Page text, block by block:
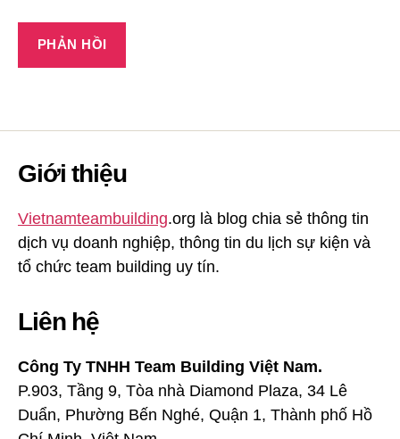
Giới thiệu
Vietnamteambuilding.org là blog chia sẻ thông tin
dịch vụ doanh nghiệp, thông tin du lịch sự kiện và
tổ chức team building uy tín.
Liên hệ
Công Ty TNHH Team Building Việt Nam.
P.903, Tầng 9, Tòa nhà Diamond Plaza, 34 Lê
Duẩn, Phường Bến Nghé, Quận 1, Thành phố Hồ